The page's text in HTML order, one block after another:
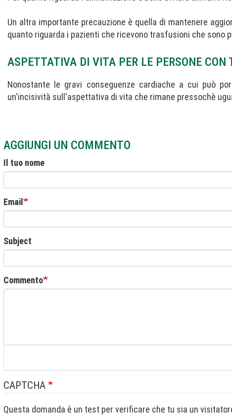
Un altra importante precauzione è quella di mantenere
quanto riguarda i pazienti che ricevono trasfusioni che sono
ASPETTATIVA DI VITA PER LE PERSONE CON
Nonostante le gravi conseguenze cardiache a cui può
un'incisività sull'aspettativa di vita che rimane pressochè
AGGIUNGI UN COMMENTO
Il tuo nome
Email
Subject
Commento
CAPTCHA